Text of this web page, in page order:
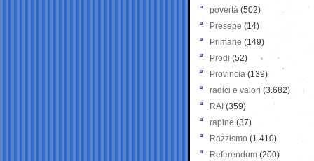
povertà (502)
Presepe (14)
Primarie (149)
Prodi (52)
Provincia (139)
radici e valori (3.682)
RAI (359)
rapine (37)
Razzismo (1.410)
Referendum (200)